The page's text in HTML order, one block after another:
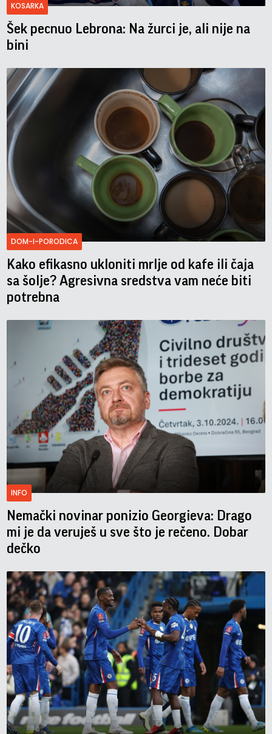
KOSARKA
Šek pecnuo Lebrona: Na žurci je, ali nije na
bini
DOM-I-PORODICA
Kako efikasno ukloniti mrlje od kafe ili čaja
sa šolje? Agresivna sredstva vam neće biti
potrebna
INFO
Nemački novinar ponizio Georgieva: Drago
mi je da veruješ u sve što je rečeno. Dobar
dečko